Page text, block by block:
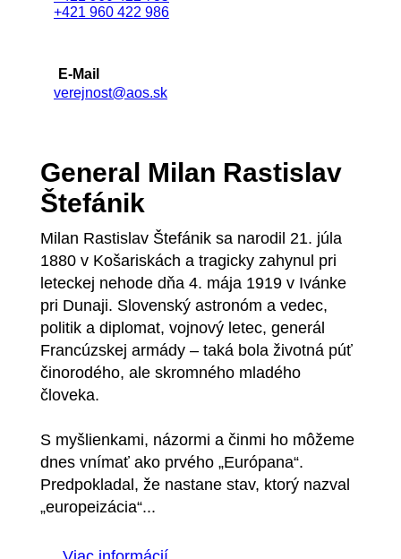
+421 960 422 986
E-Mail
verejnost@aos.sk
General Milan Rastislav
Štefánik
Milan Rastislav Štefánik sa narodil 21. júla
1880 v Košariskách a tragicky zahynul pri
leteckej nehode dňa 4. mája 1919 v Ivánke
pri Dunaji. Slovenský astronóm a vedec,
politik a diplomat, vojnový letec, generál
Francúzskej armády – taká bola životná púť
činorodého, ale skromného mladého
človeka.
S myšlienkami, názormi a činmi ho môžeme
dnes vnímať ako prvého „Európana“.
Predpokladal, že nastane stav, ktorý nazval
„europeizácia“...